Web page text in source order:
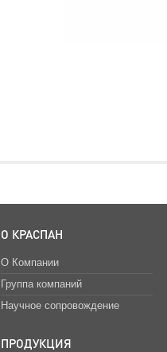
О КРАСПАН
О Компании
Группа компаний
Научное сопровождение
ПРОДУКЦИЯ